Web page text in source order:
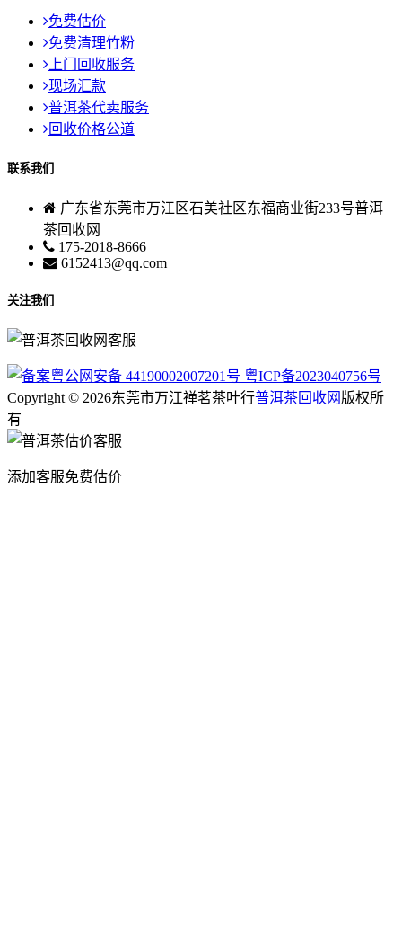
免费估价
免费清理竹粉
上门回收服务
现场汇款
普洱茶代卖服务
回收价格公道
联系我们
广东省东莞市万江区石美社区东福商业街233号普洱
茶回收网
175-2018-8666
6152413@qq.com
关注我们
粤公网安备 44190002007201号 粤ICP备2023040756号
Copyright © 2026东莞市万江禅茗茶叶行普洱茶回收网 版权所
有
添加客服免费估价